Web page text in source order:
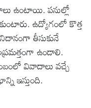
ఉంటాయి. పనుల్లో
ఉద్యోగంలో కొత్త
తీసుకునే
ఉండాలి.
వివాదాలు వచ్చే
ఇస్తుంది.